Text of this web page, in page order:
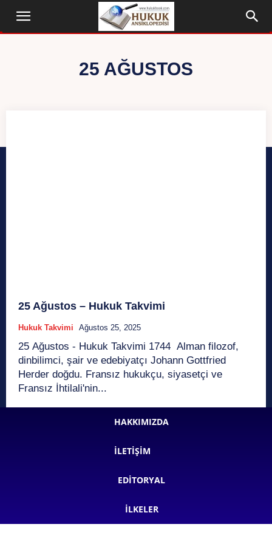
25 AĞUSTOS
25 Ağustos – Hukuk Takvimi
Hukuk Takvimi Ağustos 25, 2025
25 Ağustos - Hukuk Takvimi 1744 Alman filozof,
dinbilimci, şair ve edebiyatçı Johann Gottfried
Herder doğdu. Fransız hukukçu, siyasetçi ve
Fransız İhtilali'nin...
HAKKIMIZDA
İLETIŞIM
EDITORYAL
İLKELER